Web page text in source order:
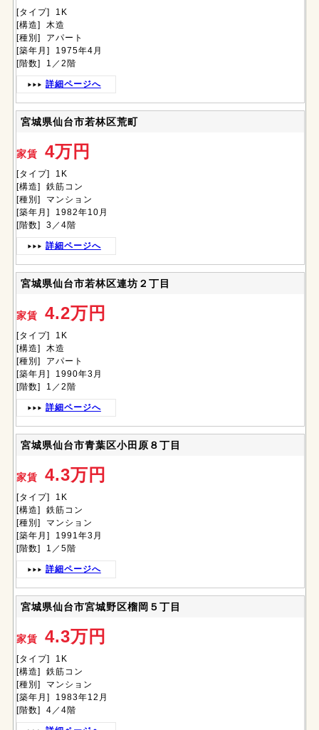
[タイプ] 1K
[構造] 木造
[種別] アパート
[築年月] 1975年4月
[階数] 1／2階
詳細ページへ
宮城県仙台市若林区荒町
家賃 4万円
[タイプ] 1K
[構造] 鉄筋コン
[種別] マンション
[築年月] 1982年10月
[階数] 3／4階
詳細ページへ
宮城県仙台市若林区連坊２丁目
家賃 4.2万円
[タイプ] 1K
[構造] 木造
[種別] アパート
[築年月] 1990年3月
[階数] 1／2階
詳細ページへ
宮城県仙台市青葉区小田原８丁目
家賃 4.3万円
[タイプ] 1K
[構造] 鉄筋コン
[種別] マンション
[築年月] 1991年3月
[階数] 1／5階
詳細ページへ
宮城県仙台市宮城野区榴岡５丁目
家賃 4.3万円
[タイプ] 1K
[構造] 鉄筋コン
[種別] マンション
[築年月] 1983年12月
[階数] 4／4階